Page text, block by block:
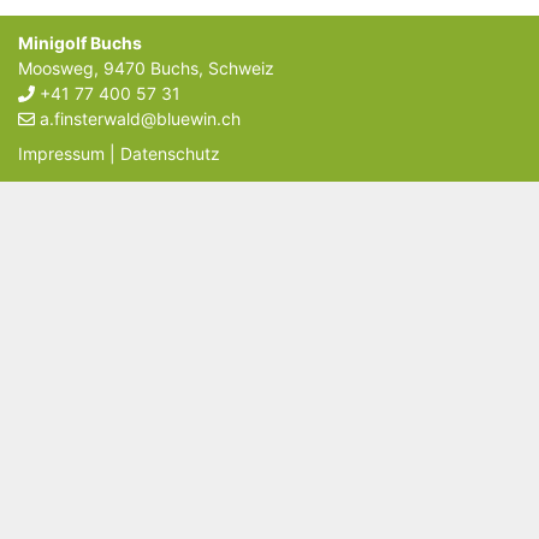
Minigolf Buchs
Moosweg, 9470 Buchs, Schweiz
+41 77 400 57 31
a.finsterwald@bluewin.ch
Impressum
Datenschutz